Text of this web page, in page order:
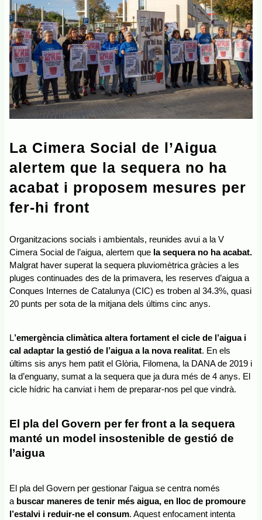
La Cimera Social de l’Aigua
alertem que la sequera no ha
acabat i proposem mesures per
fer-hi front
Organitzacions socials i ambientals, reunides avui a la V
Cimera Social de l’aigua, alertem que la sequera no ha acabat.
Malgrat haver superat la sequera pluviomètrica gràcies a les
pluges continuades des de la primavera, les reserves d’aigua a
Conques Internes de Catalunya (CIC) es troben al 34.3%, quasi
20 punts per sota de la mitjana dels últims cinc anys.
L’emergència climàtica altera fortament el cicle de l’aigua i
cal adaptar la gestió de l’aigua a la nova realitat. En els
últims sis anys hem patit el Glòria, Filomena, la DANA de 2019 i
la d’enguany, sumat a la sequera que ja dura més de 4 anys. El
cicle hídric ha canviat i hem de preparar-nos pel que vindrà.
El pla del Govern per fer front a la sequera
manté un model insostenible de gestió de
l’aigua
El pla del Govern per gestionar l’aigua se centra només
a buscar maneres de tenir més aigua, en lloc de promoure
l’estalvi i reduir-ne el consum. Aquest enfocament intenta